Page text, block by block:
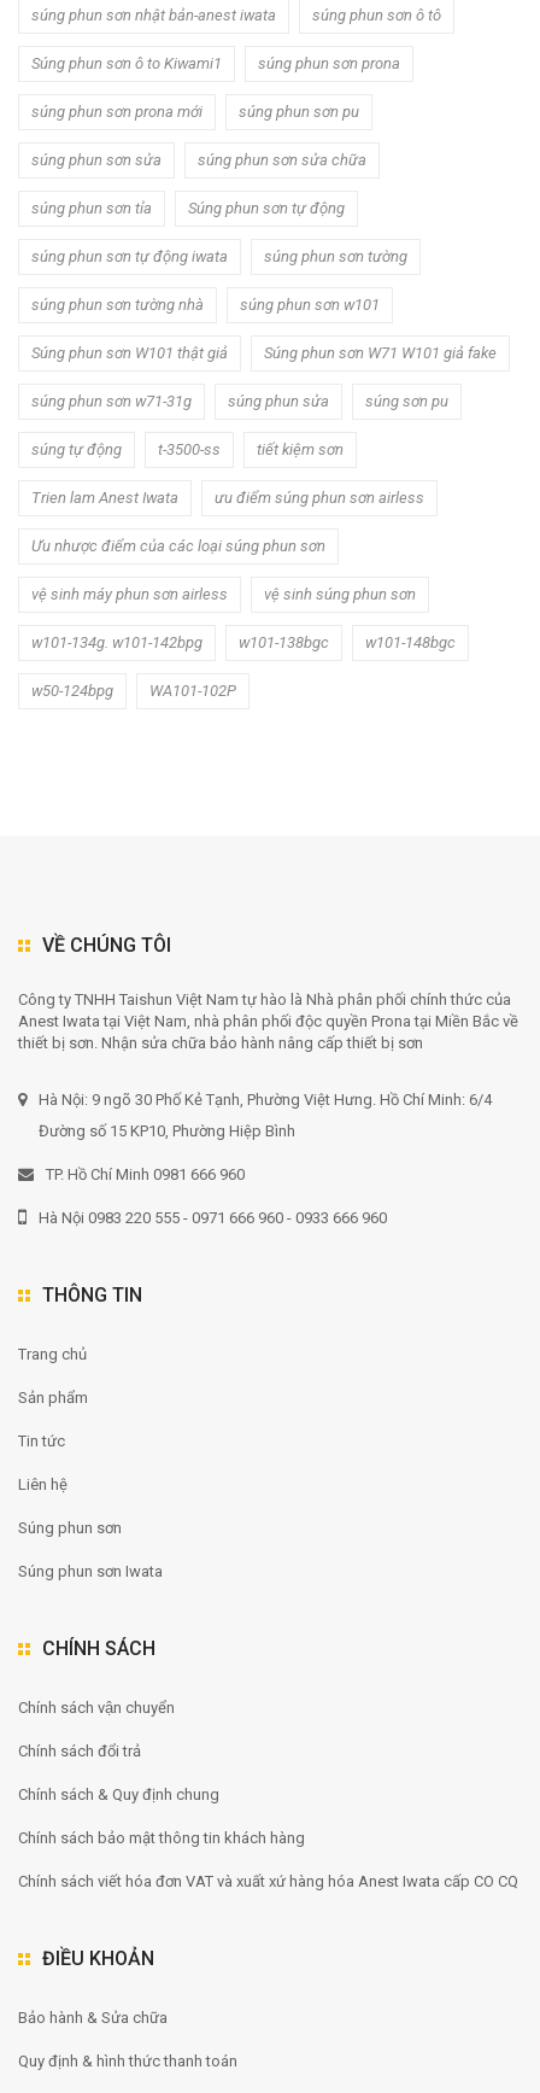
súng phun sơn nhật bản-anest iwata súng phun sơn ô tô
Súng phun sơn ô to Kiwami1 súng phun sơn prona
súng phun sơn prona mới súng phun sơn pu
súng phun sơn sửa súng phun sơn sửa chữa
súng phun sơn tỉa Súng phun sơn tự động
súng phun sơn tự động iwata súng phun sơn tường
súng phun sơn tường nhà súng phun sơn w101
Súng phun sơn W101 thật giả Súng phun sơn W71 W101 giả fake
súng phun sơn w71-31g súng phun sửa súng sơn pu
súng tự động t-3500-ss tiết kiệm sơn
Trien lam Anest Iwata ưu điểm súng phun sơn airless
Ưu nhược điểm của các loại súng phun sơn
vệ sinh máy phun sơn airless vệ sinh súng phun sơn
w101-134g. w101-142bpg w101-138bgc w101-148bgc
w50-124bpg WA101-102P
VỀ CHÚNG TÔI
Công ty TNHH Taishun Việt Nam tự hào là Nhà phân phối chính thức của
Anest Iwata tại Việt Nam, nhà phân phối độc quyền Prona tại Miền Bắc về
thiết bị sơn. Nhận sửa chữa bảo hành nâng cấp thiết bị sơn
Hà Nội: 9 ngõ 30 Phố Kẻ Tạnh, Phường Việt Hưng. Hồ Chí Minh: 6/4
Đường số 15 KP10, Phường Hiệp Bình
TP. Hồ Chí Minh 0981 666 960
Hà Nội 0983 220 555 - 0971 666 960 - 0933 666 960
THÔNG TIN
Trang chủ
Sản phẩm
Tin tức
Liên hệ
Súng phun sơn
Súng phun sơn Iwata
CHÍNH SÁCH
Chính sách vận chuyển
Chính sách đổi trả
Chính sách & Quy định chung
Chính sách bảo mật thông tin khách hàng
Chính sách viết hóa đơn VAT và xuất xứ hàng hóa Anest Iwata cấp CO CQ
ĐIỀU KHOẢN
Bảo hành & Sửa chữa
Quy định & hình thức thanh toán